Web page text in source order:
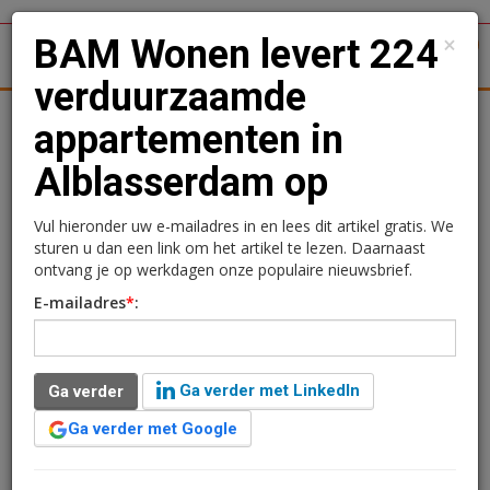
BAM Wonen levert 224
verduurzaamde
appartementen in
Alblasserdam op
Sebastiaan Roggeveen
27 februari 2020 om 15:16
6 jaar geleden aangepast
2 minuten leestijd
BAM Wonen heeft 224 verduurzaamde appartementen
×
BAM Wonen levert 224
verduurzaamde
appartementen in
Alblasserdam op
Vul hieronder uw e-mailadres in en lees dit artikel gratis. We
sturen u dan een link om het artikel te lezen. Daarnaast
ontvang je op werkdagen onze populaire nieuwsbrief.
E-mailadres*:
Ga verder
Ga verder met LinkedIn
Ga verder met Google